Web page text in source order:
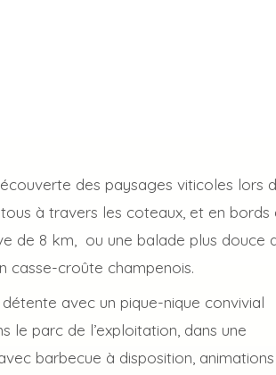
des paysages viticoles lors
à travers les coteaux, et en bords
de 8 km, ou une balade plus douce
casse-croûte champenois.
avec un pique-nique convivial
le parc de l’exploitation, dans une
barbecue à disposition,